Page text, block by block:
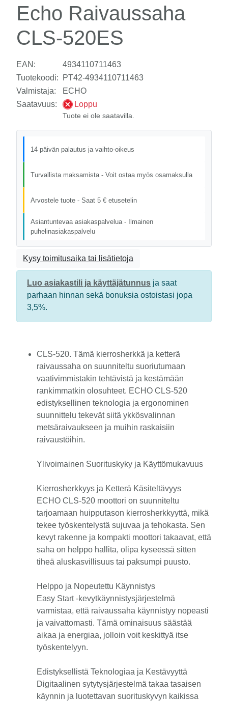
Echo Raivaussaha
CLS-520ES
EAN:
4934110711463
Tuotekoodi:
PT42-4934110711463
Valmistaja:
ECHO
Saatavuus:
Loppu
Tuote ei ole saatavilla.
14 päivän palautus ja vaihto-oikeus
Turvallista maksamista - Voit ostaa myös osamaksulla
Arvostele tuote - Saat 5 € etusetelin
Asiantuntevaa asiakaspalvelua - Ilmainen
puhelinasiakaspalvelu
Kysy toimitusaika tai lisätietoja
Luo asiakastili ja käyttäjätunnus ja saat
parhaan hinnan sekä bonuksia ostoistasi jopa
3,5%.
CLS-520. Tämä kierrosherkkä ja ketterä
raivaussaha on suunniteltu suoriutumaan
vaativimmistakin tehtävistä ja kestämään
rankimmatkin olosuhteet. ECHO CLS-520
edistyksellinen teknologia ja ergonominen
suunnittelu tekevät siitä ykkösvalinnan
metsäraivaukseen ja muihin raskaisiin
raivaustöihin.
Ylivoimainen Suorituskyky ja Käyttömukavuus
Kierrosherkkyys ja Ketterä Käsiteltävyys
ECHO CLS-520 moottori on suunniteltu
tarjoamaan huipputason kierrosherkkyyttä, mikä
tekee työskentelystä sujuvaa ja tehokasta. Sen
kevyt rakenne ja kompakti moottori takaavat, että
saha on helppo hallita, olipa kyseessä sitten
tiheä aluskasvillisuus tai paksumpi puusto.
Helppo ja Nopeutettu Käynnistys
Easy Start -kevytkäynnistysjärjestelmä
varmistaa, että raivaussaha käynnistyy nopeasti
ja vaivattomasti. Tämä ominaisuus säästää
aikaa ja energiaa, jolloin voit keskittyä itse
työskentelyyn.
Edistyksellistä Teknologiaa ja Kestävyyttä
Digitaalinen sytytysjärjestelmä takaa tasaisen
käynnin ja luotettavan suorituskyvyn kaikissa